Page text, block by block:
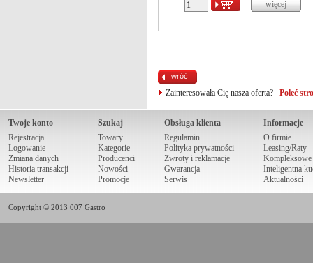
wróć
Zainteresowała Cię nasza oferta? Poleć
Twoje konto
Rejestracja
Logowanie
Zmiana danych
Historia transakcji
Newsletter
Szukaj
Towary
Kategorie
Producenci
Nowości
Promocje
Obsługa klienta
Regulamin
Polityka prywatności
Zwroty i reklamacje
Gwarancja
Serwis
Informacje
O firmie
Leasing/Raty
Kompleksowe
Inteligentna
Aktualności
Copyright © 2013 007 Gastro